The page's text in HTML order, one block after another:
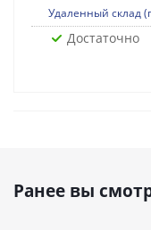
Удаленный склад
Достаточно
Ранее вы